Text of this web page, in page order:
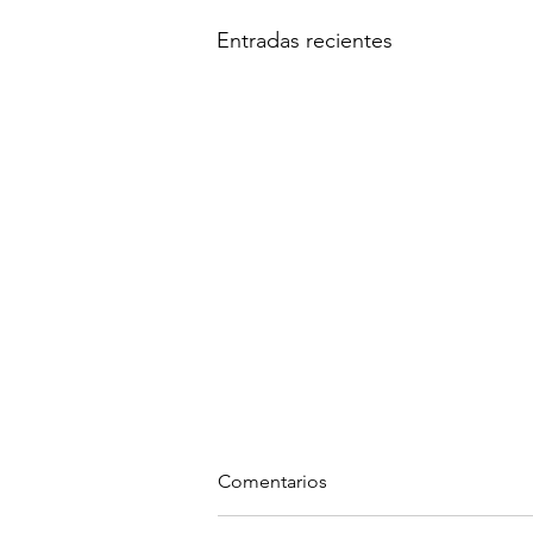
Entradas recientes
Comentarios